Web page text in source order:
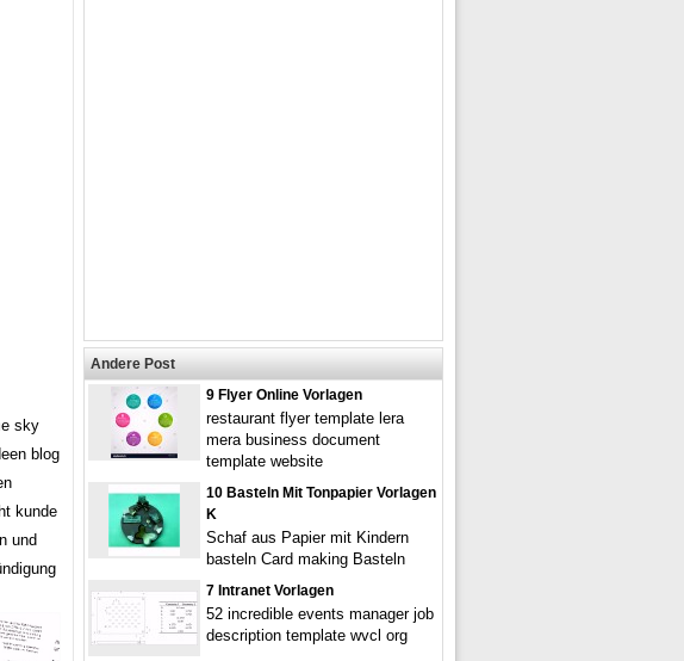
sky
blog
kunde
und
Andere Post
9 Flyer Online Vorlagen
restaurant flyer template lera
mera business document
template website
10 Basteln Mit Tonpapier Vorlagen
K
Schaf aus Papier mit Kindern
basteln Card making Basteln
7 Intranet Vorlagen
52 incredible events manager job
description template wvcl org